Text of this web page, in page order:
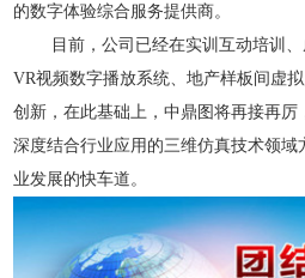
的数字体验综合服务提供商。
目前，公司已经在实训互动培训
VR视频数字播放系统、地产样板间虚
创新，在此基础上，中鼎图将再接再
深度结合行业应用的三维仿真技术领
业发展的快车道。